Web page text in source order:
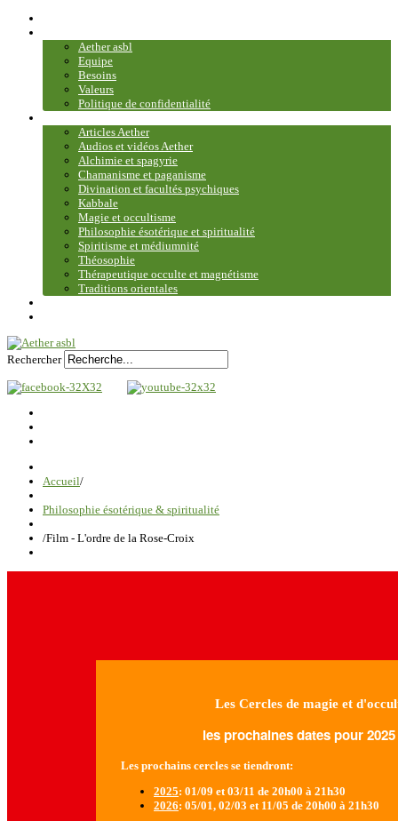
Aether asbl
Equipe
Besoins
Valeurs
Politique de confidentialité
Articles Aether
Audios et vidéos Aether
Alchimie et spagyrie
Chamanisme et paganisme
Divination et facultés psychiques
Kabbale
Magie et occultisme
Philosophie ésotérique et spiritualité
Spiritisme et médiumnité
Théosophie
Thérapeutique occulte et magnétisme
Traditions orientales
Rechercher
Accueil/
Philosophie ésotérique & spiritualité
/Film - L'ordre de la Rose-Croix
Les Cercles de magie et
les prochaines dates pour 2025
Les prochains cercles se tiendront:
2025: 01/09 et 03/11 de 20h00 à 21h30
2026: 05/01, 02/03 et 11/05 de 20h00 à 21h30